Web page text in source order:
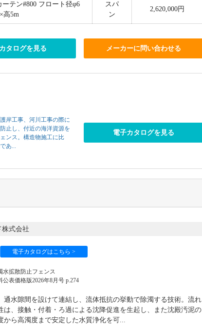
ーテン#800 フロート径φ6
高5m
スパ
ン
2,620,000円
タログを見る メーカーに問い合わせる
岸工事、河川工事の際に
止し、付近の海洋資源を
ンス。構造物施工に比
あ...
電子カタログを見る
株式会社
電子カタログはこちら >
水拡散防止フェンス
表価格版2026年8月号 p.274
通水隙間を設けて連結し、流体抵抗の挙動で除濁する技術。流れ
は、接触・付着・ろ過による沈降促進を生起し、また沈殿汚泥の
から高濁度まで安定した水質浄化を可...